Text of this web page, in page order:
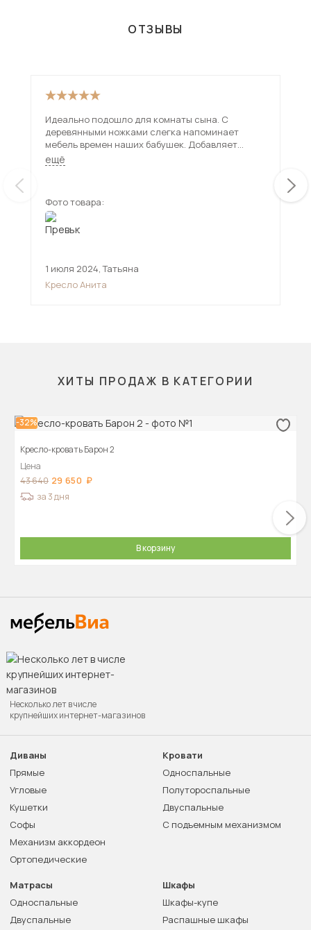
ОТЗЫВЫ
Идеально подошло для комнаты сына. С
деревянными ножками слегка напоминает
мебель времен наших бабушек. Добавляет
немного ностальгии и классики.
ещё
Фото товара:
1 июля 2024,Татьяна
Кресло Анита
ХИТЫ ПРОДАЖ В КАТЕГОРИИ
-32%
Кресло-кровать Барон 2
Цена
43 640 29 650
за 3 дня
В корзину
Несколько лет в числе
крупнейших интернет-магазинов
Диваны
Прямые
Угловые
Кушетки
Софы
Механизм аккордеон
Ортопедические
Кровати
Односпальные
Полутороспальные
Двуспальные
С подъемным механизмом
Матрасы
Односпальные
Двуспальные
Шкафы
Шкафы-купе
Распашные шкафы